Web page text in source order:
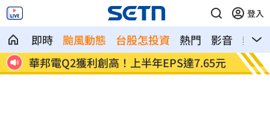
登入
即時 颱風動態 台股怎投資 熱門 影音
熱搜
動
華邦電Q2獲利創高！上半年EPS達7.65元
割頸
意